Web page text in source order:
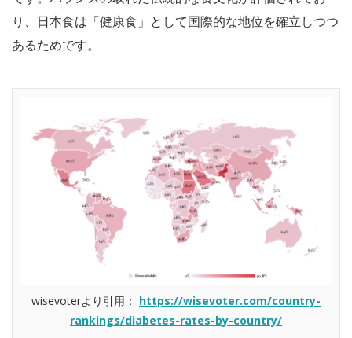
り、日本食は「健康食」として国際的な地位を確立しつつ
あるためです。
wisevoterより引用： https://wisevoter.com/country-
rankings/diabetes-rates-by-country/